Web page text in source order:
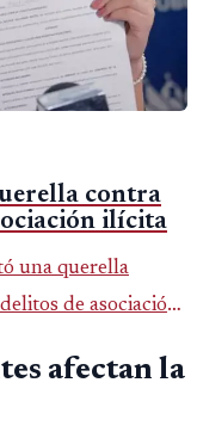
contra
ilícita
una querella
de asociación
afectan la